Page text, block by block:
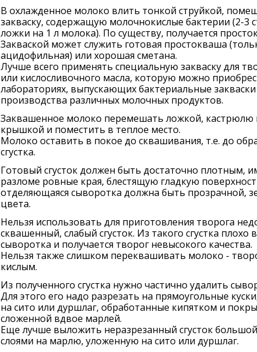
В охлажденное молоко влить тонкой струйкой,
закваску, содержащую молочнокислые бактерии (2-3
ложки на 1 л молока). По существу, получается
Закваской может служить готовая простокваша
ацидофильная) или хорошая сметана.
Лучше всего применять специальную закваску для
или кислосливочного масла, которую можно
лабораториях, выпускающих бактериальные закваски
производства различных молочных продуктов.
Заквашенное молоко перемешать ложкой, кастрюлю
крышкой и поместить в теплое место.
Молоко оставить в покое до сквашивания, т.е. до
сгустка.
Готовый сгусток должен быть достаточно плотным,
разломе ровные края, блестящую гладкую
отделяющаяся сыворотка должна быть прозрачной,
цвета.
Нельзя использовать для приготовления творога
сквашенный, слабый сгусток. Из такого сгустка плохо
сыворотка и получается творог невысокого качества.
Нельзя также слишком переквашивать молоко -
кислым.
Из полученного сгустка нужно частично удалить
Для этого его надо разрезать на прямоугольные
на сито или дуршлаг, обработанные кипятком и
сложенной вдвое марлей.
Еще лучше выложить неразрезанный сгусток
слоями на марлю, уложенную на сито или дуршлаг.